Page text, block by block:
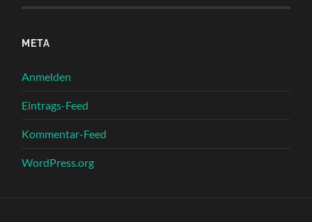
META
Anmelden
Eintrags-Feed
Kommentar-Feed
WordPress.org